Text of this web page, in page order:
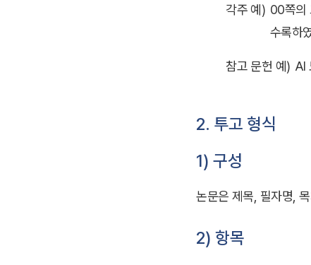
각주 예) 00쪽의
수록하
참고 문헌 예) AI
2. 투고 형식
1) 구성
논문은 제목, 필자명,
2) 항목